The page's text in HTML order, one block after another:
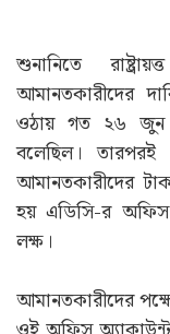
শুনানিতে
আমানতকারীদের
ওঠায় গত ২৬ জুন
বলেছিল।
আমানতকারীদের
হয় এডিসি-র
লক্ষ।
আমানতকারীদের